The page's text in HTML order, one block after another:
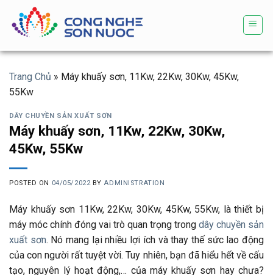
content
Trang Chủ » Máy khuấy sơn, 11Kw, 22Kw, 30Kw, 45Kw,
55Kw
DÂY CHUYỀN SẢN XUẤT SƠN
Máy khuấy sơn, 11Kw, 22Kw, 30Kw,
45Kw, 55Kw
POSTED ON 04/05/2022BYADMINISTRATION
Máy khuấy sơn 11Kw, 22Kw, 30Kw, 45Kw, 55Kw, là thiết bị
máy móc chính đóng vai trò quan trọng trong dây chuyền sản
xuất sơn. Nó mang lại nhiều lợi ích và thay thế sức lao động
của con người rất tuyệt vời. Tuy nhiên, bạn đã hiểu hết về cấu
tạo, nguyên lý hoạt động,… của máy khuấy sơn hay chưa?